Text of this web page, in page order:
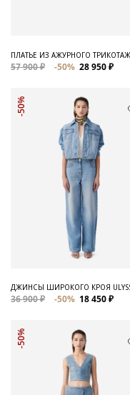
ПЛАТЬЕ ИЗ АЖУРНОГО
57 900 ₽ -50% 28 950 ₽
-50%
ДЖИНСЫ ШИРОКОГО КРОЯ
36 900 ₽ -50% 18 450 ₽
-50%